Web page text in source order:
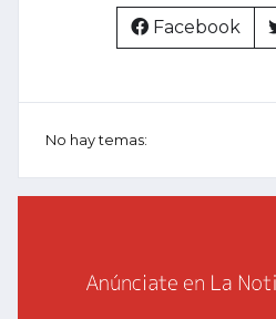
Facebook
No hay temas: